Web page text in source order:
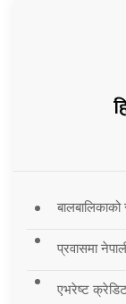
बालबालिकाको
प्रवासमा
एभरेष्ट